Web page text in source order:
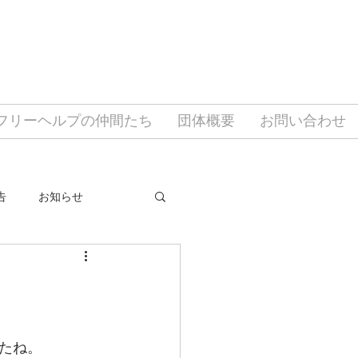
リーヘルプの仲間たち 団体概要 お問い合わせ
お知らせ
ね。